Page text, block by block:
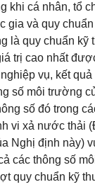
khi cá nhân, tổ
và quy
là quy chuẩn kỹ
trị cao nhất
vụ, kết
số môi trường
số đó trong
vi xả nước thải
Nghị định này)
các thông số
quy chuẩn kỹ